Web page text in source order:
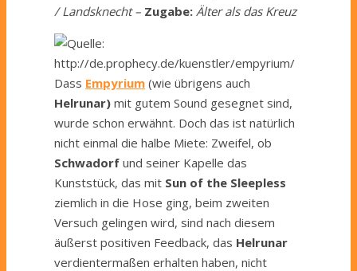
/ Landsknecht – Zugabe: Älter als das Kreuz
Dass Empyrium (wie übrigens auch
Helrunar) mit gutem Sound gesegnet sind,
wurde schon erwähnt. Doch das ist natürlich
nicht einmal die halbe Miete: Zweifel, ob
Schwadorf und seiner Kapelle das
Kunststück, das mit Sun of the Sleepless
ziemlich in die Hose ging, beim zweiten
Versuch gelingen wird, sind nach diesem
äußerst positiven Feedback, das Helrunar
verdientermaßen erhalten haben, nicht